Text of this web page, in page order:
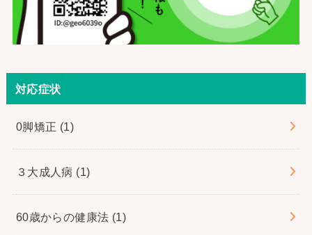
対応症状
0脚矯正 (1)
３大成人病 (1)
60歳からの健康法 (1)